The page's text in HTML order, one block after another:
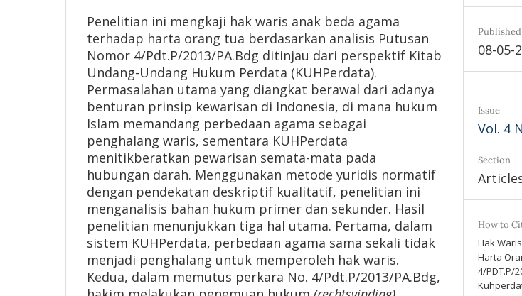
Penelitian ini mengkaji hak waris anak beda agama
terhadap harta orang tua berdasarkan analisis Putusan
Nomor 4/Pdt.P/2013/PA.Bdg ditinjau dari perspektif Kitab
Undang-Undang Hukum Perdata (KUHPerdata).
Permasalahan utama yang diangkat berawal dari adanya
benturan prinsip kewarisan di Indonesia, di mana hukum
Islam memandang perbedaan agama sebagai
penghalang waris, sementara KUHPerdata
menitikberatkan pewarisan semata-mata pada
hubungan darah. Menggunakan metode yuridis normatif
dengan pendekatan deskriptif kualitatif, penelitian ini
menganalisis bahan hukum primer dan sekunder. Hasil
penelitian menunjukkan tiga hal utama. Pertama, dalam
sistem KUHPerdata, perbedaan agama sama sekali tidak
menjadi penghalang untuk memperoleh hak waris.
Kedua, dalam memutus perkara No. 4/Pdt.P/2013/PA.Bdg,
Published
08-05-
Issue
Vol. 4
Section
How to
Hak
Harta
4/PDT.P/